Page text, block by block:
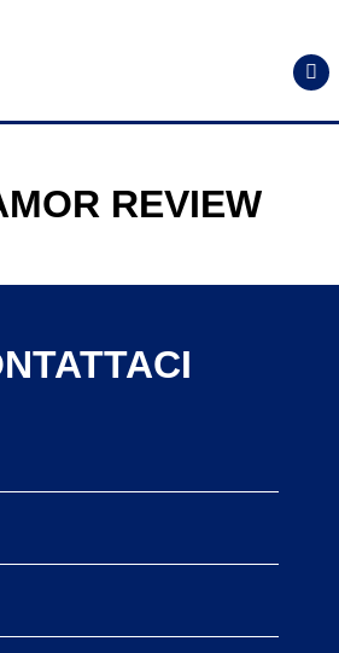
REVIEW